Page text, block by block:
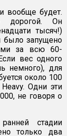
вообще будет.
дорогой. Он
тысяч!)
было запущено
за всю 60-
вес одного
немного), для
около 100
Одни эти
не говоря о
стадии
только два